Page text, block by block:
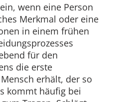
wenn eine Person
Merkmal oder eine
in einem frühen
für den
die erste
erhält, der so
kommt häufig bei